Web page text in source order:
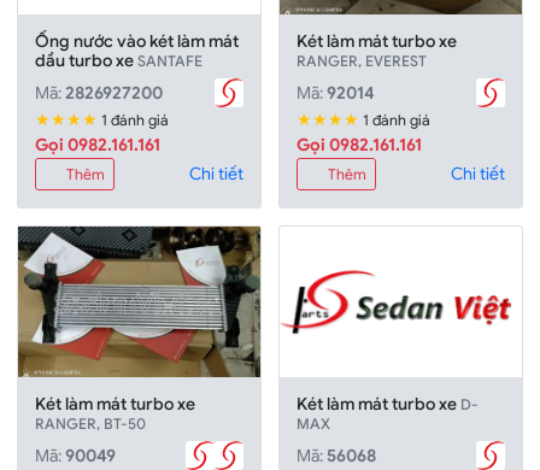
Ống nước vào két làm mát
dầu turbo xeSANTAFE
Mã:2826927200
★★★★ 1 đánh giá
Gọi 0982.161.161
Thêm Chi tiết
Két làm mát turbo xe
RANGER, EVEREST
Mã:92014
★★★★ 1 đánh giá
Gọi 0982.161.161
Thêm Chi tiết
Két làm mát turbo xe
RANGER, BT-50
Mã:90049
Két làm mát turbo xe D-
MAX
Mã: 56068